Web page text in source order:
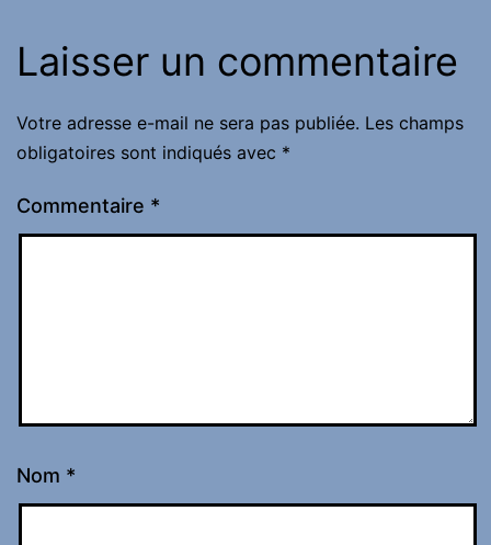
Laisser un commentaire
Votre adresse e-mail ne sera pas publiée. Les champs
obligatoires sont indiqués avec *
Commentaire *
Nom *